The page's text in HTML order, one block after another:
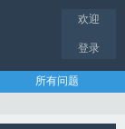
欢迎
登录
所有问题